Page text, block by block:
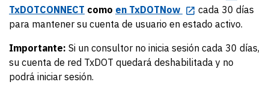
TxDOTCONNECT como en TxDOTNow
cada 30 días
para mantener su cuenta de usuario en estado activo.
Importante: Si un consultor no inicia sesión cada 30 días,
su cuenta de red TxDOT quedará deshabilitada y no
podrá iniciar sesión.